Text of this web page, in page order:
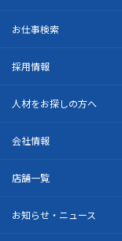
お仕事検索
採用情報
人材をお探しの方へ
会社情報
店舗一覧
お知らせ・ニュース